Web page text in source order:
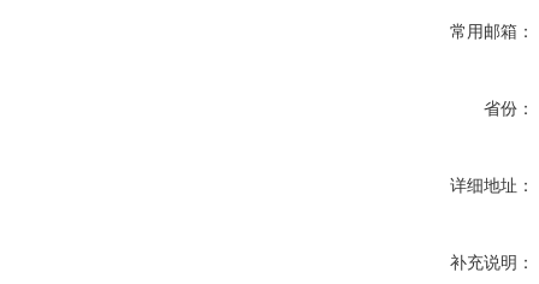
常用邮箱：
省份：
详细地址：
补充说明：